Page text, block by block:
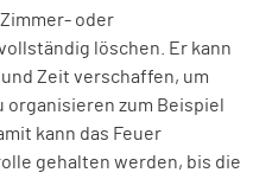
oder
löschen. Er kann
Zeit verschaffen, um
zum Beispiel
kann das Feuer
gehalten werden, bis die